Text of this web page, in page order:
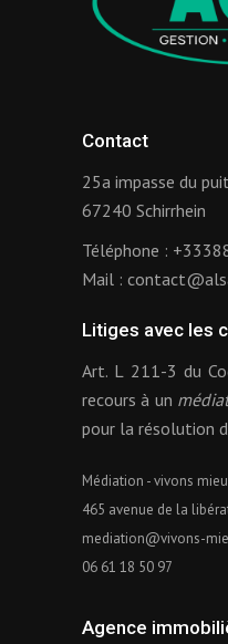
Contact
25a impasse du
67240 Schirrhein
Téléphone :
Mail :
Litiges avec les
Art. L 211-3 du
recours à un
pour la résolution
Médiation - vivons
465 avenue de la
mediation@vivons-
06 61 18 50 97
Agence